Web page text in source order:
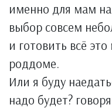
именно для мам
выбор совсем
и готовить всё
роддоме.
Или я буду
надо будет?